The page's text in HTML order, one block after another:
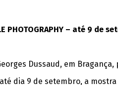
PHOTOGRAPHY – até 9 de
Dussaud, em
dia 9 de setembro, a